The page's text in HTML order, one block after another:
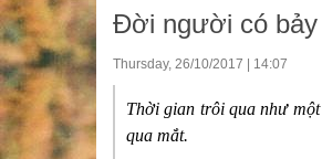
Đời người có bảy
Thursday, 26/10/2017 | 14:07
Thời gian trôi qua như
qua mắt.